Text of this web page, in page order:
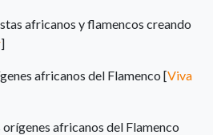
africanos y flamencos creando
]
africanos del Flamenco [Viva
africanos del Flamenco